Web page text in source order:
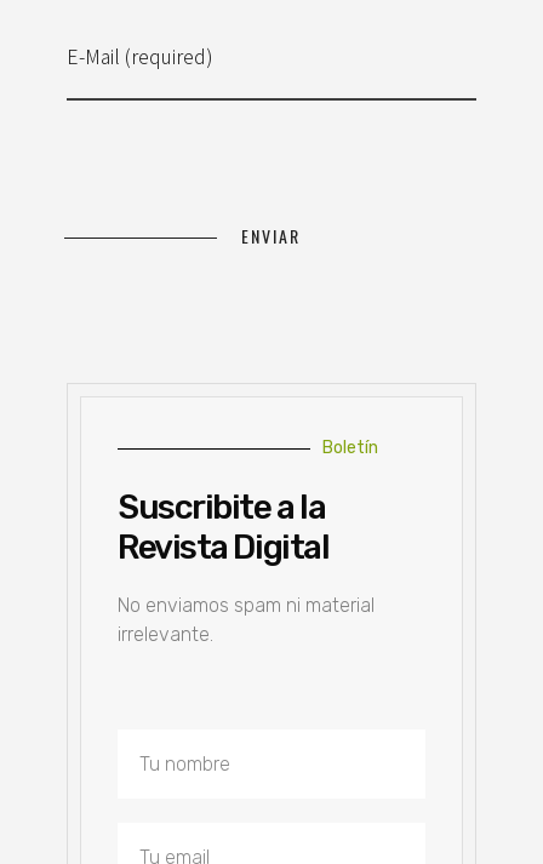
E-Mail (required)
Boletín
Suscribite a la
Revista Digital
No enviamos spam ni material
irrelevante.